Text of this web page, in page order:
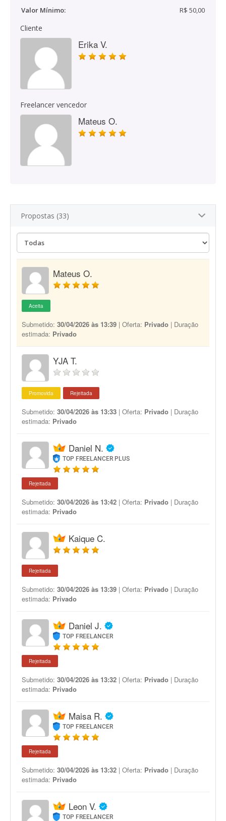
Valor Mínimo:
R$ 50,00
Cliente
Erika V.
Freelancer vencedor
Mateus O.
Propostas (33)
Mateus O.
Aceita
Submetido: 30/04/2026 às 13:39 | Oferta: Privado | Duração
estimada: Privado
YJA T.
Promovida Rejeitada
Submetido: 30/04/2026 às 13:33 | Oferta: Privado | Duração
estimada: Privado
Daniel N.
TOP FREELANCER PLUS
Rejeitada
Submetido: 30/04/2026 às 13:42 | Oferta: Privado | Duração
estimada: Privado
Kaique C.
Rejeitada
Submetido: 30/04/2026 às 13:39 | Oferta: Privado | Duração
estimada: Privado
Daniel J.
TOP FREELANCER
Rejeitada
Submetido: 30/04/2026 às 13:32 | Oferta: Privado | Duração
estimada: Privado
Maisa R.
TOP FREELANCER
Rejeitada
Submetido: 30/04/2026 às 13:32 | Oferta: Privado | Duração
estimada: Privado
Leon V.
TOP FREELANCER